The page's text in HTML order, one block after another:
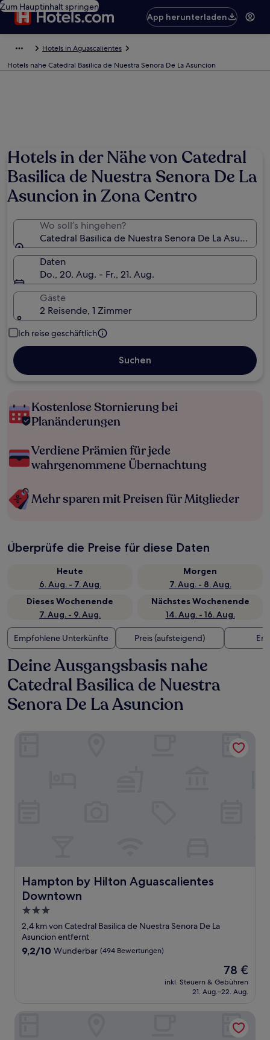
Zum Hauptinhalt springen
App herunterladen
Hotels in Aguascalientes
Hotels nahe Catedral Basilica de Nuestra Senora De La Asuncion
Hotels in der Nähe von Catedral
Basilica de Nuestra Senora De La
Asuncion in Zona Centro
Wo soll’s hingehen?
Catedral Basilica de Nuestra Senora De La
Daten
Do., 20. Aug. - Fr., 21. Aug.
Gäste
2 Reisende, 1 Zimmer
Ich reise geschäftlich
Suchen
Kostenlose Stornierung bei
Planänderungen
Verdiene Prämien für jede
wahrgenommene Übernachtung
Mehr sparen mit Preisen für Mitglieder
Überprüfe die Preise für diese Daten
Heute
6. Aug. - 7. Aug.
Morgen
7. Aug. - 8. Aug.
Dieses Wochenende
7. Aug. - 9. Aug.
Nächstes Wochenende
14. Aug. - 16. Aug.
Empfohlene Unterkünfte Preis (aufsteigend)
Deine Ausgangsbasis nahe
Catedral Basilica de Nuestra
Senora De La Asuncion
Hampton by Hilton Aguascalientes
Downtown
Hampton by Hilton Aguascalientes Downtown
3.0-
Sterne-
Unterkunft
2,4 km von Catedral Basilica de Nuestra Senora De La
Asuncion entfernt
9.2
9,2/10 Wunderbar (494 Bewertungen)
Der
Preis
beträgt
78 €
inkl. Steuern & Gebühren
21. Aug.–22. Aug.